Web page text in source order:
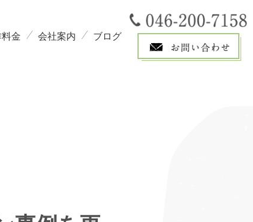
金 会社案内 ブログ